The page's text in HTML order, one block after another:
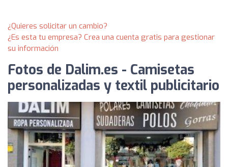
¿Quieres solicitar un cambio?
¿Es esta tu empresa? Crea una cuenta gratis para gestionar
su información
Fotos de Dalim.es - Camisetas
personalizadas y textil publicitario